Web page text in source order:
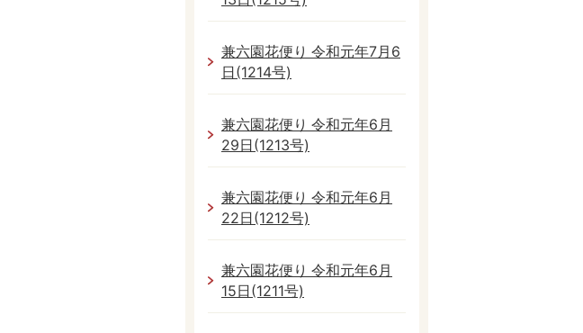
兼六園花便り 令和元年7月6
日(1214号)
兼六園花便り 令和元年6月
29日(1213号)
兼六園花便り 令和元年6月
22日(1212号)
兼六園花便り 令和元年6月
15日(1211号)